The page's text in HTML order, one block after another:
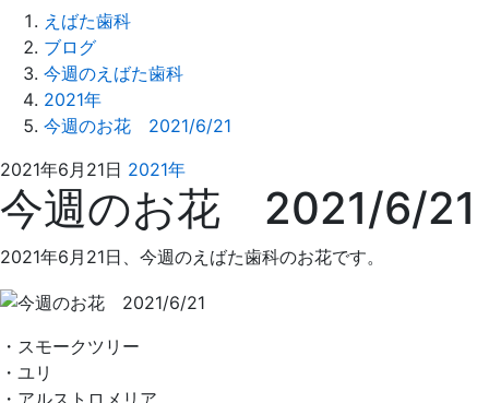
えばた歯科
ブログ
今週のえばた歯科
2021年
今週のお花 2021/6/21
2021年6月21日 2021年2021
年
6
月
日
え
ば
た
歯
今週のお花 2021/6/21
2021年6月21日、今週のえばた歯科のお花です。
・スモークツリー
・ユリ
・アルストロメリア